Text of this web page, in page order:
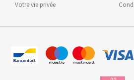
Votre vie privée